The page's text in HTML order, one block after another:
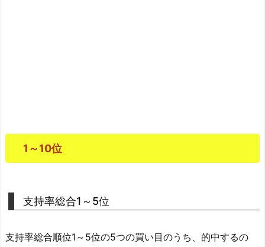
1～10位
支持率総合1～5位
支持率総合順位1～5位の5つの買い目のうち、的中するの